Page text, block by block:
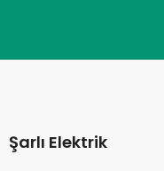
Şarlı Elektrik